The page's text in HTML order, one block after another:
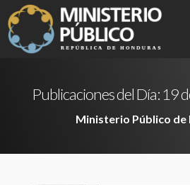
Publicaciones del Día:19
Ministerio Público de